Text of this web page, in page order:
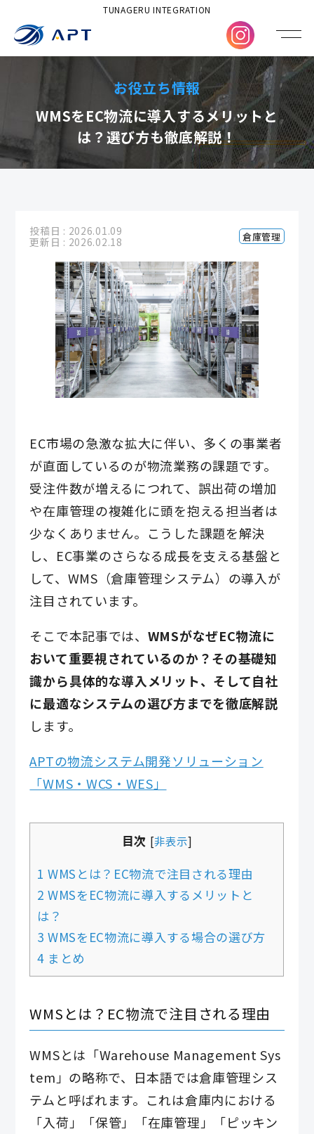
TUNAGERU INTEGRATION
お役立ち情報
WMSをEC物流に導入するメリットと
は？選び方も徹底解説！
投稿日 : 2026.01.09
更新日 : 2026.02.18
倉庫管理
EC市場の急激な拡大に伴い、多くの事業者
が直面しているのが物流業務の課題です。
受注件数が増えるにつれて、誤出荷の増加
や在庫管理の複雑化に頭を抱える担当者は
少なくありません。こうした課題を解決
し、EC事業のさらなる成長を支える基盤と
して、WMS（倉庫管理システム）の導入が
注目されています。
そこで本記事では、 WMSがなぜEC物流に
おいて重要視されているのか？その基礎知
識から具体的な導入メリット、そして自社
に最適なシステムの選び方までを徹底解説
します。
APTの物流システム開発ソリューション
「WMS・WCS・WES」
目次 [非表示]
1 WMSとは？EC物流で注目される理由
2 WMSをEC物流に導入するメリットと
は？
3 WMSをEC物流に導入する場合の選び方
4 まとめ
WMSとは？EC物流で注目される理由
WMSとは「Warehouse Management Sys
tem」の略称で、日本語では倉庫管理シス
テムと呼ばれます。これは倉庫内における
「入荷」「保管」「在庫管理」「ピッキン